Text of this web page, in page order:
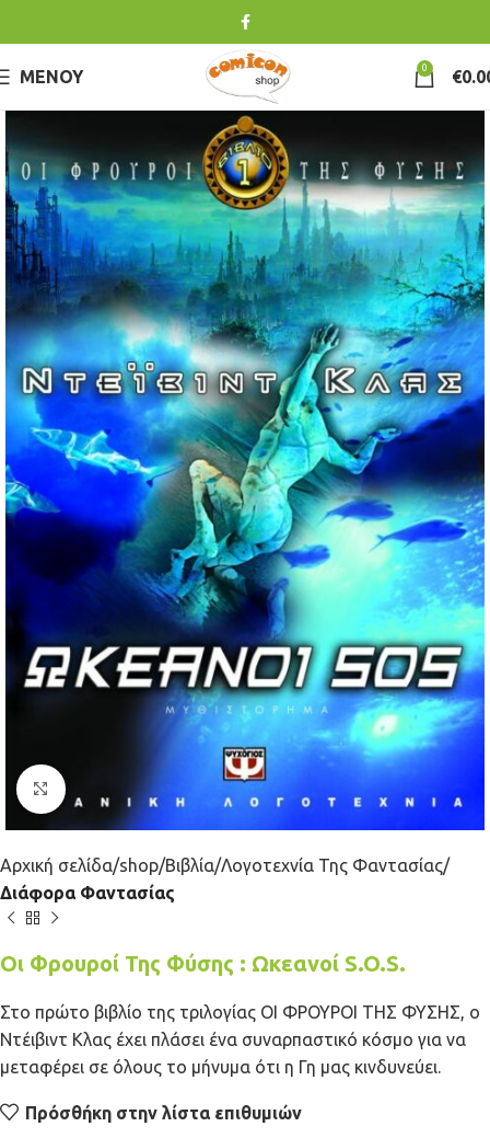
ΜΕΝΟΎ 0 €
Κλικ για μεγέθυνση
Αρχική σελίδα shop Βιβλία Λογοτεχνία Της Φαντασίας
Διάφορα Φαντασίας
Οι Φρουροί Της Φύσης : Ωκεανοί S.O.S.
Στο πρώτο βιβλίο της τριλογίας ΟΙ ΦΡΟΥΡΟΙ ΤΗΣ ΦΥΣΗΣ, ο
Ντέιβιντ Κλας έχει πλάσει ένα συναρπαστικό κόσμο για να
μεταφέρει σε όλους το μήνυμα ότι η Γη μας κινδυνεύει.
Πρόσθήκη στην λίστα επιθυμιών